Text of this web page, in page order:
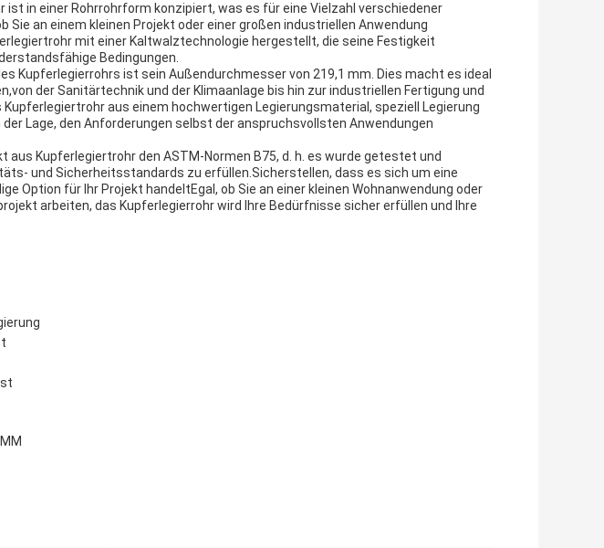
ist in einer Rohrrohrform konzipiert, was es für eine Vielzahl verschiedener
Sie an einem kleinen Projekt oder einer großen industriellen Anwendung
mit einer Kaltwalztechnologie hergestellt, die seine Festigkeit
Bedingungen.
Kupferlegierrohrs ist sein Außendurchmesser von 219,1 mm. Dies macht es ideal
der Sanitärtechnik und der Klimaanlage bis hin zur industriellen Fertigung und
aus einem hochwertigen Legierungsmaterial, speziell Legierung
Lage, den Anforderungen selbst der anspruchsvollsten Anwendungen
Kupferlegiertrohr den ASTM-Normen B75, d. h. es wurde getestet und
und Sicherheitsstandards zu erfüllen.Sicherstellen, dass es sich um eine
Option für Ihr Projekt handeltEgal, ob Sie an einer kleinen Wohnanwendung oder
arbeiten, das Kupferlegierrohr wird Ihre Bedürfnisse sicher erfüllen und Ihre